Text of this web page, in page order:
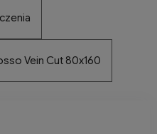
Vein Cut 80x160